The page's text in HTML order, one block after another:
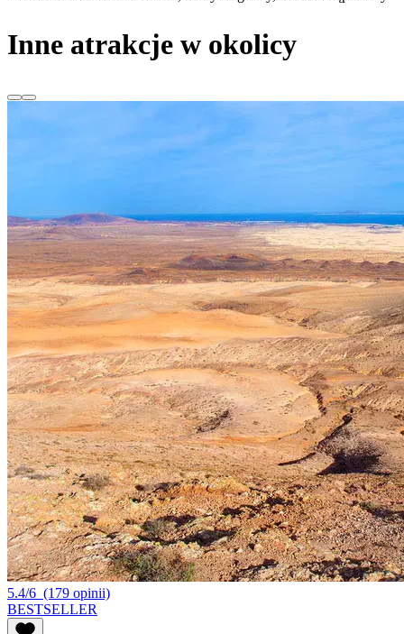
Inne atrakcje w okolicy
5.4/6 (179 opinii)
BESTSELLER